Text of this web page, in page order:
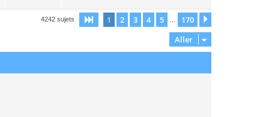
4242 sujets Page sur170
1 2 3 4 5 170
Aller